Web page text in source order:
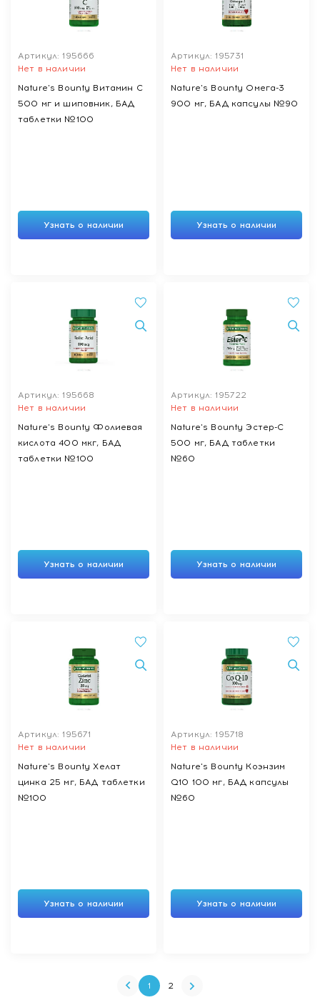
Артикул: 195666
Нет в наличии
Nature's Bounty Витамин С
500 мг и шиповник, БАД
таблетки №100
Узнать о наличии
Артикул: 195731
Нет в наличии
Nature's Bounty Омега-3
900 мг, БАД капсулы №90
Узнать о наличии
Артикул: 195668
Нет в наличии
Nature's Bounty Фолиевая
кислота 400 мкг, БАД
таблетки №100
Узнать о наличии
Артикул: 195722
Нет в наличии
Nature's Bounty Эстер-С
500 мг, БАД таблетки
№60
Узнать о наличии
Артикул: 195671
Нет в наличии
Nature's Bounty Хелат
цинка 25 мг, БАД таблетки
№100
Узнать о наличии
Артикул: 195718
Нет в наличии
Nature's Bounty Коэнзим
Q10 100 мг, БАД капсулы
№60
Узнать о наличии
1 2